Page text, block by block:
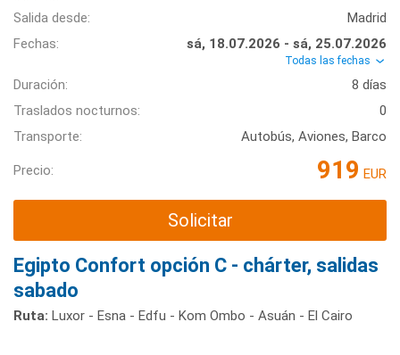
Salida desde:
Madrid
Fechas:
sá, 18.07.2026 - sá, 25.07.2026
Todas las fechas
Duración:
8 días
Traslados nocturnos:
0
Transporte:
Autobús, Aviones, Barco
Precio: 919 EUR
Solicitar
Egipto Confort opción C - chárter, salidas
sabado
Ruta: Luxor - Esna - Edfu - Kom Ombo - Asuán - El Cairo